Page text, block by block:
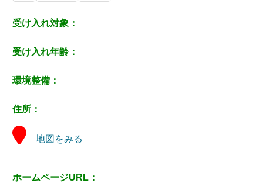
受け入れ対象：
受け入れ年齢：
環境整備：
住所：
地図をみる
ホームページURL：